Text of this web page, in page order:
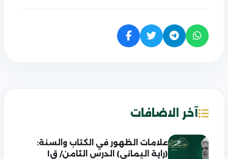
آخر الاضافات
علامات الظهور في الكتاب والسنة:
(راية اليماني) الدرس الثامن/ ق١